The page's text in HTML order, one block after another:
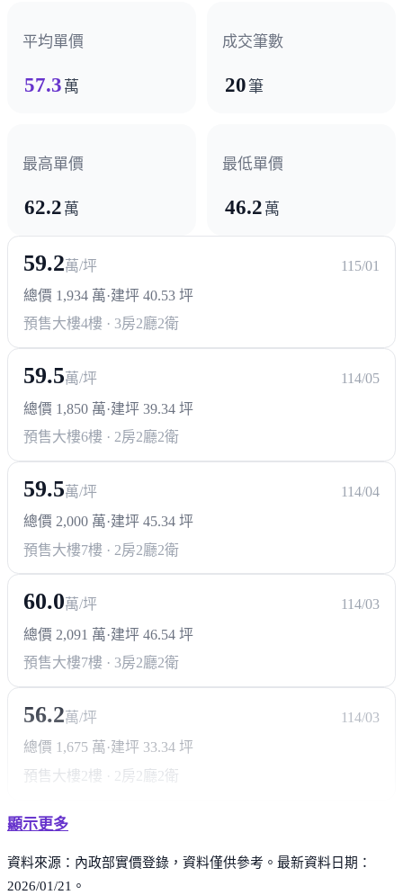
捷運橘線（尚未興建）
熱門商圈
中清商圈
醫療機構
平均單價
57.3 萬
成交筆數
20筆
最高單價
62.2 萬
最低單價
46.2 萬
59.2萬/坪
115/01
總價 1,934 萬·建坪 40.53 坪
預售大樓4樓 · 3房2廳2衛
59.5萬/坪
114/05
總價 1,850 萬·建坪 39.34 坪
預售大樓6樓 · 2房2廳2衛
59.5萬/坪
114/04
總價 2,000 萬·建坪 45.34 坪
預售大樓7樓 · 2房2廳2衛
60.0萬/坪
114/03
總價 2,091 萬·建坪 46.54 坪
預售大樓7樓 · 3房2廳2衛
56.2萬/坪
114/03
總價 1,675 萬 ·建坪 33.34 坪
預售大樓 2樓 · 2房2廳2衛
顯示更多
資料來源：內政部實價登錄，資料僅供參考。最新資料日期：
2026/01/21。